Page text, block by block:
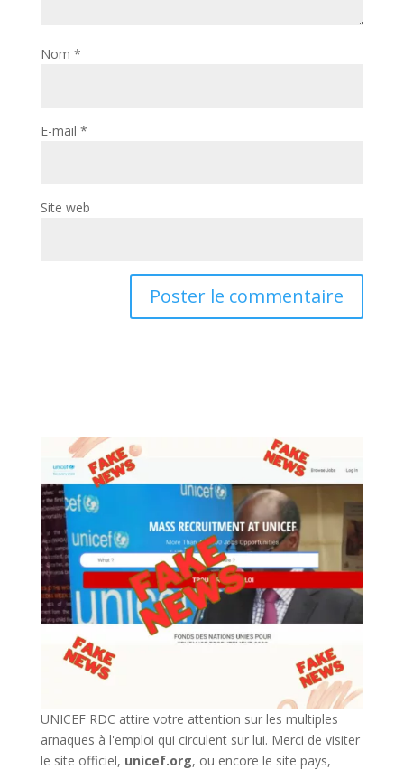
Nom *
E-mail *
Site web
UNICEF RDC attire votre attention sur les multiples
arnaques à l'emploi qui circulent sur lui. Merci de visiter
le site officiel, unicef.org, ou encore le site pays,